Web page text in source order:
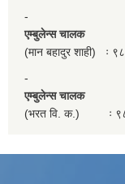
-
एम्बुलेन्स चालक
(मान बहादुर शाही) ः
-
एम्बुलेन्स चालक
(भरत वि. क.) ः